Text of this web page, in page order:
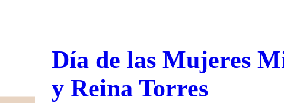
Día de las Mujeres
y Reina Torres